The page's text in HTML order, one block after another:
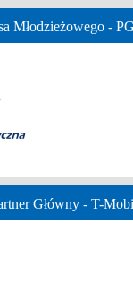
Młodzieżowego -
Główny - T-